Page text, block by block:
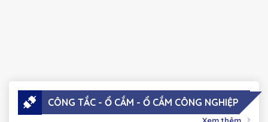
CÔNG TẮC - Ổ CẮM - Ổ CẮM CÔNG NGHIỆP